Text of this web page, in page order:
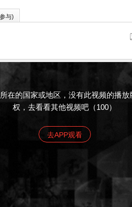
与)
在的国家或地区，没有此视频的播放
权，去看看其他视频吧（100）
去APP观看